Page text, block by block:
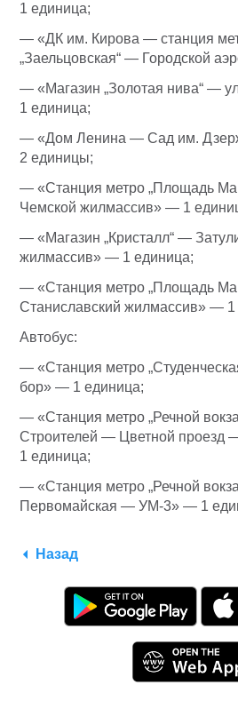
1 единица;
— «ДК им. Кирова — станция
„Заельцовская“ — Городской
— «Магазин „Золотая нива“ —
1 единица;
— «Дом Ленина — Сад им.
2 единицы;
— «Станция метро „Площадь
Чемской жилмассив» — 1
— «Магазин „Кристалл“ —
жилмассив» — 1 единица;
— «Станция метро „Площадь
Станиславский жилмассив» — 1
Автобус:
— «Станция метро
бор» — 1 единица;
— «Станция метро „Речной
Строителей — Цветной
1 единица;
— «Станция метро „Речной
Первомайская — УМ-3» — 1
Назад